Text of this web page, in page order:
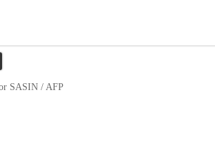
SASIN / AFP